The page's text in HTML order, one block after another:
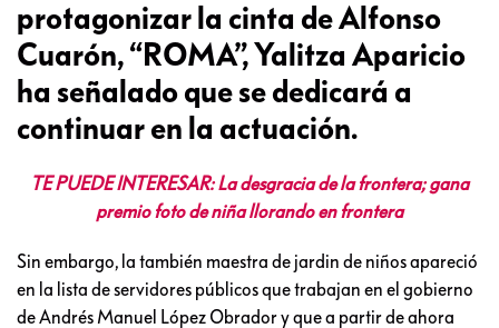
protagonizar la cinta de Alfonso
Cuarón, “ROMA”, Yalitza Aparicio
ha señalado que se dedicará a
continuar en la actuación.
TE PUEDE INTERESAR: La desgracia de la frontera; gana
premio foto de niña llorando en frontera
Sin embargo, la también maestra de jardin de niños apareció
en la lista de servidores públicos que trabajan en el gobierno
de Andrés Manuel López Obrador y que a partir de ahora